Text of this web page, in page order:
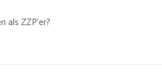
als ZZP’er?